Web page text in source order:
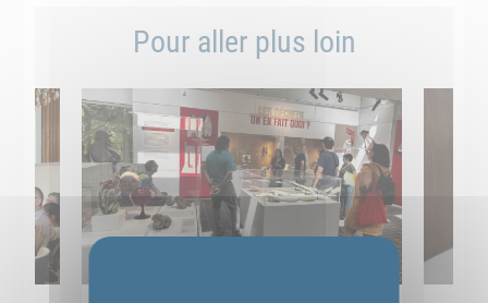
Pour aller plus loin